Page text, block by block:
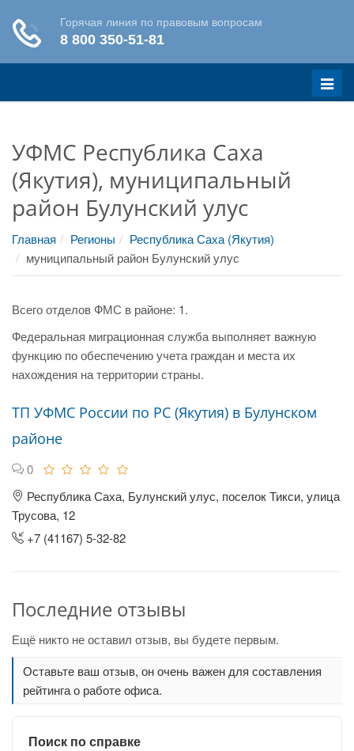
Меню
УФМС Республика Саха
(Якутия), муниципальный
район Булунский улус
Главная Регионы
Республика Саха (Якутия)
муниципальный район Булунский улус
Всего отделов ФМС в районе: 1.
Федеральная миграционная служба выполняет важную
функцию по обеспечению учета граждан и места их
нахождения на территории страны.
ТП УФМС России по РС (Якутия) в Булунском
районе
0
Республика Саха, Булунский улус, поселок Тикси, улица
Трусова, 12
+7 (41167) 5-32-82
Последние отзывы
Ещё никто не оставил отзыв, вы будете первым.
Оставьте ваш отзыв, он очень важен для составления
рейтинга о работе офиса.
Поиск по справке